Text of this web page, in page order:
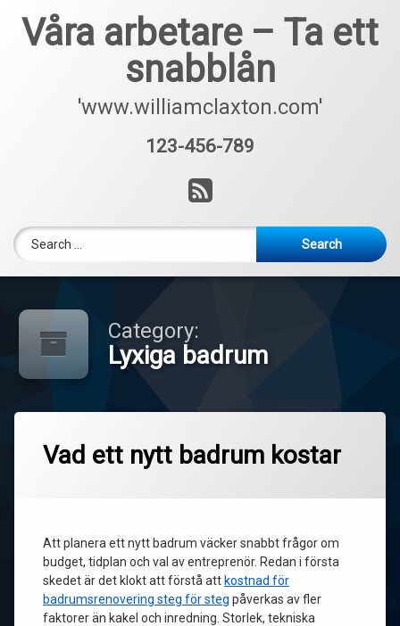
contentVåra arbetare – Ta ett
snabblån
'www.williamclaxton.com'
123-456-789
RSS
Search for:
Category:
Lyxiga badrum
Vad ett nytt badrum kostar
Att planera ett nytt badrum väcker snabbt frågor om
budget, tidplan och val av entreprenör. Redan i första
skedet är det klokt att förstå att kostnad för
badrumsrenovering steg för steg påverkas av fler
faktorer än kakel och inredning. Storlek, tekniska